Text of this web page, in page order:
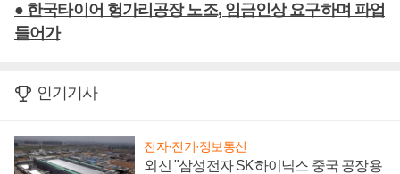
● 한국타이어 헝가리공장 노조, 임금인상 요구하며 파업
들어가
인기기사
전자·전기·정보통신
외신 "삼성전자 SK하이닉스 중국 공장용